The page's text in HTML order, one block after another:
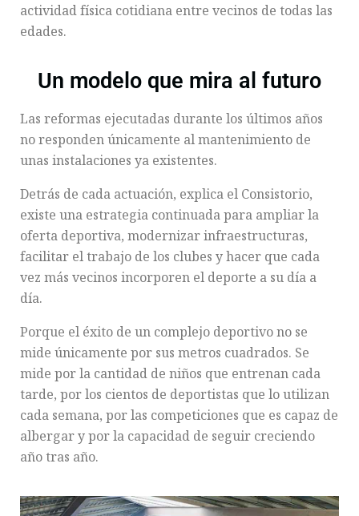
actividad física cotidiana entre vecinos de todas las
edades.
Un modelo que mira al futuro
Las reformas ejecutadas durante los últimos años
no responden únicamente al mantenimiento de
unas instalaciones ya existentes.
Detrás de cada actuación, explica el Consistorio,
existe una estrategia continuada para ampliar la
oferta deportiva, modernizar infraestructuras,
facilitar el trabajo de los clubes y hacer que cada
vez más vecinos incorporen el deporte a su día a
día.
Porque el éxito de un complejo deportivo no se
mide únicamente por sus metros cuadrados. Se
mide por la cantidad de niños que entrenan cada
tarde, por los cientos de deportistas que lo utilizan
cada semana, por las competiciones que es capaz de
albergar y por la capacidad de seguir creciendo
año tras año.